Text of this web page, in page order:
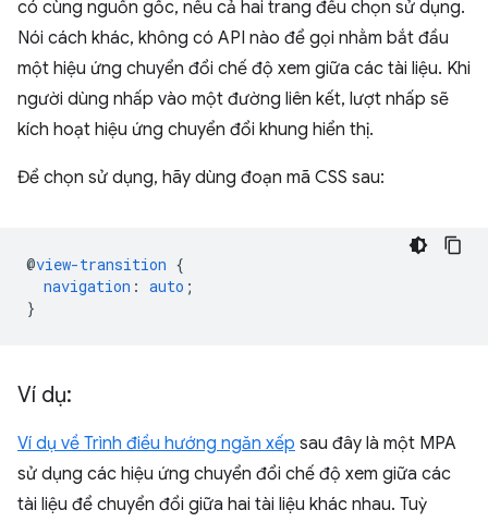
có cùng nguồn gốc, nếu cả hai trang đều chọn sử dụng.
Nói cách khác, không có API nào để gọi nhằm bắt đầu
một hiệu ứng chuyển đổi chế độ xem giữa các tài liệu. Khi
người dùng nhấp vào một đường liên kết, lượt nhấp sẽ
kích hoạt hiệu ứng chuyển đổi khung hiển thị.
Để chọn sử dụng, hãy dùng đoạn mã CSS sau:
@view-transition {
navigation : auto ;
}
Ví dụ:
Ví dụ về Trình điều hướng ngăn xếp sau đây là một MPA
sử dụng các hiệu ứng chuyển đổi chế độ xem giữa các
tài liệu để chuyển đổi giữa hai tài liệu khác nhau. Tuỳ